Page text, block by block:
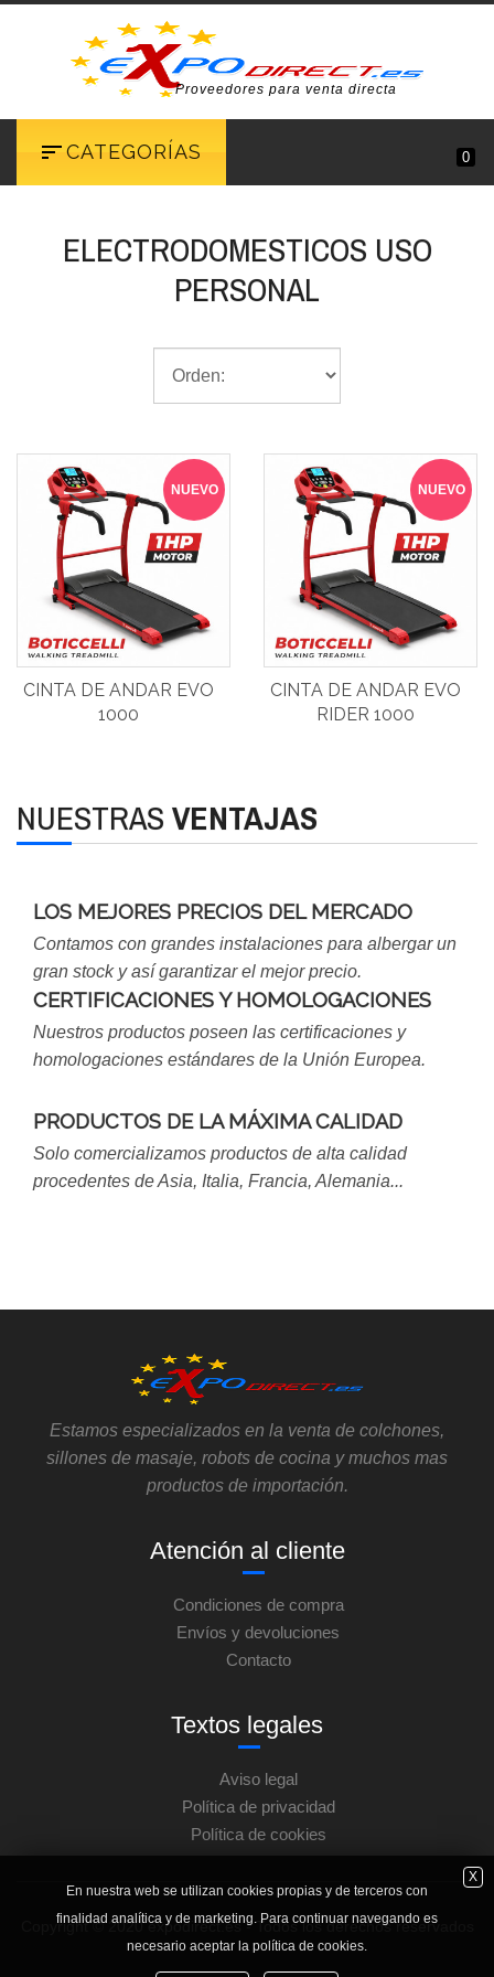
Proveedores para venta directa
CATEGORÍAS 0
ELECTRODOMESTICOS USO
PERSONAL
NUEVO
CINTA DE ANDAR EVO
1000
NUEVO
CINTA DE ANDAR EVO
RIDER 1000
NUESTRAS VENTAJAS
LOS MEJORES PRECIOS DEL MERCADO
Contamos con grandes instalaciones para albergar un
gran stock y así garantizar el mejor precio.
CERTIFICACIONES Y HOMOLOGACIONES
Nuestros productos poseen las certificaciones y
homologaciones estándares de la Unión Europea.
PRODUCTOS DE LA MÁXIMA CALIDAD
Solo comercializamos productos de alta calidad
procedentes de Asia, Italia, Francia, Alemania...
Estamos especializados en la venta de colchones,
sillones de masaje, robots de cocina y muchos mas
productos de importación.
Atención al cliente
Condiciones de compra
Envíos y devoluciones
Contacto
Textos legales
Aviso legal
Política de privacidad
Política de cookies
Copyright © 2020 expodirect.es - Todos los derechos reservados
X
En nuestra web se utilizan cookies propias y de terceros con
finalidad analítica y de marketing. Para continuar navegando es
necesario aceptar la política de cookies.